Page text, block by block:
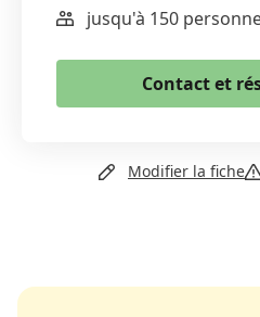
WhatsApp
Email
Copier le lien
jusqu'à 150
Contact et
Email
Modifier la fiche